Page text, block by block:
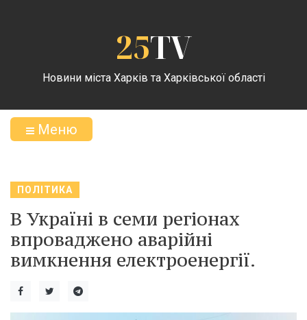
25TV
Новини міста Харків та Харківської області
Меню
ПОЛІТИКА
В Україні в семи регіонах
впроваджено аварійні
вимкнення електроенергії.